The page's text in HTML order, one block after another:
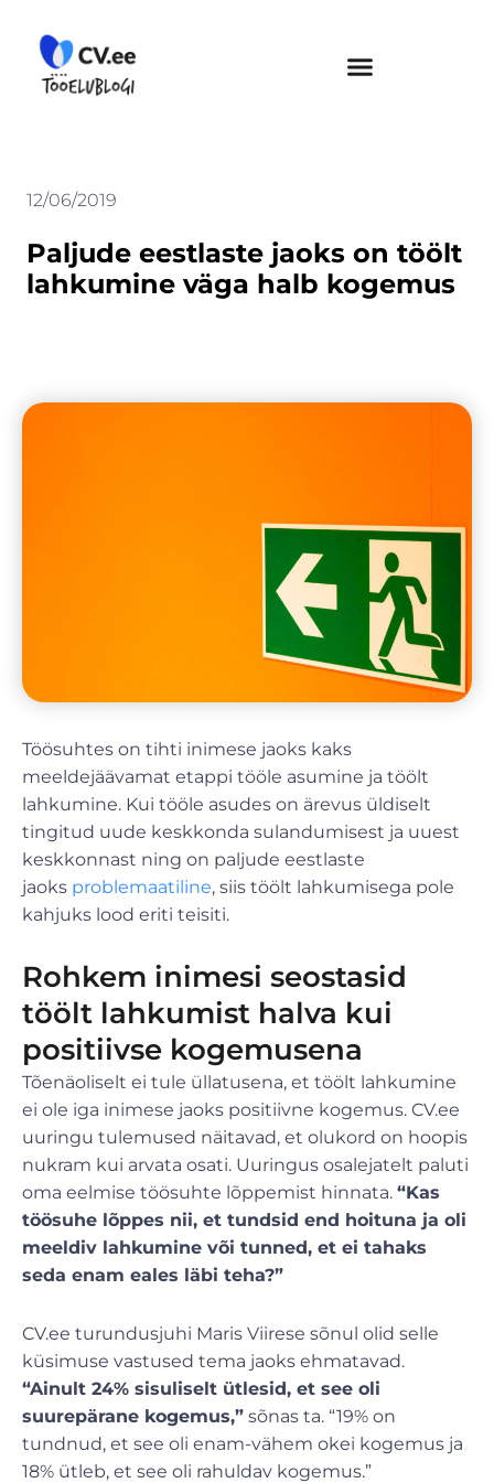
content
12/06/2019
Paljude eestlaste jaoks on töölt
lahkumine väga halb kogemus
Töösuhtes on tihti inimese jaoks kaks
meeldejäävamat etappi tööle asumine ja töölt
lahkumine. Kui tööle asudes on ärevus üldiselt
tingitud uude keskkonda sulandumisest ja uuest
keskkonnast ning on paljude eestlaste
jaoks problemaatiline, siis töölt lahkumisega pole
kahjuks lood eriti teisiti.
Rohkem inimesi seostasid
töölt lahkumist halva kui
positiivse kogemusena
Tõenäoliselt ei tule üllatusena, et töölt lahkumine
ei ole iga inimese jaoks positiivne kogemus. CV.ee
uuringu tulemused näitavad, et olukord on hoopis
nukram kui arvata osati. Uuringus osalejatelt paluti
oma eelmise töösuhte lõppemist hinnata. “Kas
töösuhe lõppes nii, et tundsid end hoituna ja oli
meeldiv lahkumine või tunned, et ei tahaks
seda enam eales läbi teha?”
CV.ee turundusjuhi Maris Viirese sõnul olid selle
küsimuse vastused tema jaoks ehmatavad.
“Ainult 24% sisuliselt ütlesid, et see oli
suurepärane kogemus,” sõnas ta. “19% on
tundnud, et see oli enam-vähem okei kogemus ja
18% ütleb, et see oli rahuldav kogemus.”